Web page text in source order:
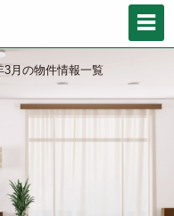
3月の物件情報一覧